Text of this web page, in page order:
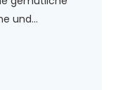
und...